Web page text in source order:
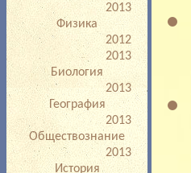
2013
Физика
2012
2013
Биология
2013
География
2013
Обществознание
2013
История